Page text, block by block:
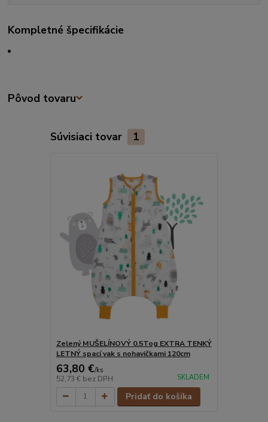
Kompletné špecifikácie
Pôvod tovaru
Súvisiaci tovar 1
Zelený MUŠELÍNOVÝ 0.5Tog EXTRA TENKÝ
LETNÝ spací vak s nohavičkami 120cm
63,80 €/ks
52,73 € bez DPH SKLADEM
Pridať do košíka